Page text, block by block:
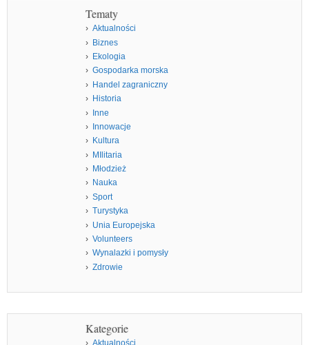
Tematy
Aktualności
Biznes
Ekologia
Gospodarka morska
Handel zagraniczny
Historia
Inne
Innowacje
Kultura
MIlitaria
Młodzież
Nauka
Sport
Turystyka
Unia Europejska
Volunteers
Wynalazki i pomysły
Zdrowie
Kategorie
Aktualności